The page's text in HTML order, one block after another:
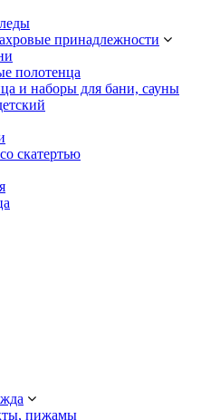
принадлежности
полотенца
и наборы для бани, сауны
скатертью
пижамы